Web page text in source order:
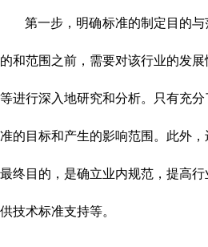
第一步，明确标准的制定目的
的和范围之前，需要对该行业的发
等进行深入地研究和分析。只有充
准的目标和产生的影响范围。此外
最终目的，是确立业内规范，提高
供技术标准支持等。